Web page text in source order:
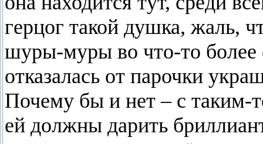
герцог такой душка, жаль,
шуры-муры во что-то более
отказалась от парочки
Почему бы и нет – с таким-
ей должны дарить